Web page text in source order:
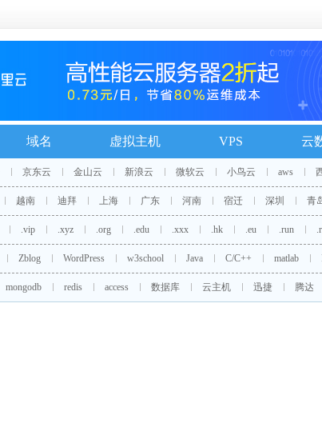
域名 虚拟主机 VPS 云
京东云 金山云 新浪云 微软云 小鸟云 aws
越南 迪拜 上海 广东 河南 宿迁 深圳 青
.vip .xyz .org .edu .xxx .hk .eu .run
Zblog WordPress w3school Java C/C++ matlab
mongodb redis access 数据库 云主机 迅捷 腾达